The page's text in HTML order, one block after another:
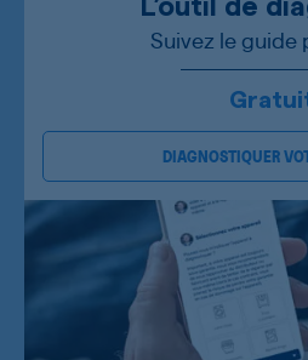
L’outil de
Suivez le guide
DIAGNOSTIQUER